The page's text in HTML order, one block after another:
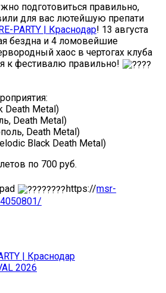
подготовиться правильно,
для вас лютейшую препати
PARTY | Краснодар! 13 августа
бездна и 4 ломовейшие
хаос в чертогах клуба
к фестивалю правильно!
Death Metal)
Death Metal)
Death Metal)
Black Death Metal)
по 700 руб.
https://msr-
2026